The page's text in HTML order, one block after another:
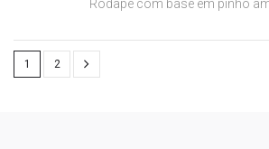
Rodapé com base em pinho
1 2